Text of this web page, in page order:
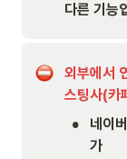
다른 기능
외부에서
스팅사(카
•
네이
가